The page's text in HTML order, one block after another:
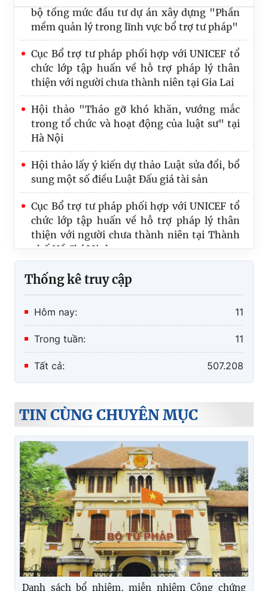
mềm quản lý trong lĩnh vực bổ trợ tư pháp"
Cục Bổ trợ tư pháp phối hợp với UNICEF tổ
chức lớp tập huấn về hỗ trợ pháp lý thân
thiện với người chưa thành niên tại Gia Lai
Hội thảo "Tháo gỡ khó khăn, vướng mắc
trong tổ chức và hoạt động của luật sư" tại
Hà Nội
Hội thảo lấy ý kiến dự thảo Luật sửa đổi, bổ
sung một số điều Luật Đấu giá tài sản
Cục Bổ trợ tư pháp phối hợp với UNICEF tổ
chức lớp tập huấn về hỗ trợ pháp lý thân
thiện với người chưa thành niên tại Thành
phố Hồ Chí Minh
Thống kê truy cập
Hôm nay: 11
Trong tuần: 11
Tất cả: 507.208
TIN CÙNG CHUYÊN MỤC
Danh sách bổ nhiệm, miễn nhiệm Công chứng